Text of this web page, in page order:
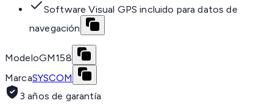
Software Visual GPS incluido para datos de
navegación
ModeloGM158
MarcaSYSCOM
3 años de garantía